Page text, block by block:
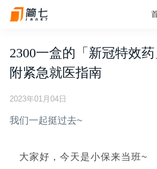
2300一盒的「新冠特效药
附紧急就医指南
2023年01月04日
我们一起挺过去~
大家好，今天是小保来当班~